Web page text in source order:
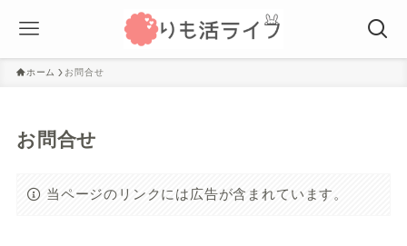
ホーム お問合せ
お問合せ
当ページのリンクには広告が含まれています。